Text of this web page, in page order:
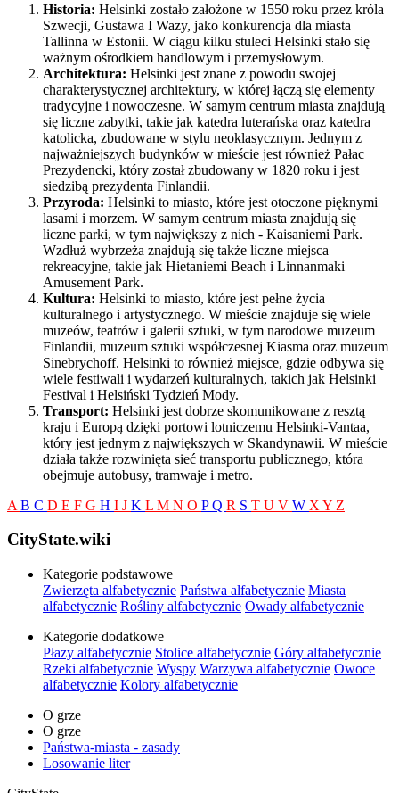
Historia: Helsinki zostało założone w 1550 roku przez króla
Szwecji, Gustawa I Wazy, jako konkurencja dla miasta
Tallinna w Estonii. W ciągu kilku stuleci Helsinki stało się
ważnym ośrodkiem handlowym i przemysłowym.
Architektura: Helsinki jest znane z powodu swojej
charakterystycznej architektury, w której łączą się elementy
tradycyjne i nowoczesne. W samym centrum miasta znajdują
się liczne zabytki, takie jak katedra luterańska oraz katedra
katolicka, zbudowane w stylu neoklasycznym. Jednym z
najważniejszych budynków w mieście jest również Pałac
Prezydencki, który został zbudowany w 1820 roku i jest
siedzibą prezydenta Finlandii.
Przyroda: Helsinki to miasto, które jest otoczone pięknymi
lasami i morzem. W samym centrum miasta znajdują się
liczne parki, w tym największy z nich - Kaisaniemi Park.
Wzdłuż wybrzeża znajdują się także liczne miejsca
rekreacyjne, takie jak Hietaniemi Beach i Linnanmaki
Amusement Park.
Kultura: Helsinki to miasto, które jest pełne życia
kulturalnego i artystycznego. W mieście znajduje się wiele
muzeów, teatrów i galerii sztuki, w tym narodowe muzeum
Finlandii, muzeum sztuki współczesnej Kiasma oraz muzeum
Sinebrychoff. Helsinki to również miejsce, gdzie odbywa się
wiele festiwali i wydarzeń kulturalnych, takich jak Helsinki
Festival i Helsiński Tydzień Mody.
Transport: Helsinki jest dobrze skomunikowane z resztą
kraju i Europą dzięki portowi lotniczemu Helsinki-Vantaa,
który jest jednym z największych w Skandynawii. W mieście
działa także rozwinięta sieć transportu publicznego, która
obejmuje autobusy, tramwaje i metro.
A B C D E F G H I J K L M N O PQ R S T U V W X Y Z
CityState.wiki
Kategorie podstawowe
Zwierzęta alfabetycznie Państwa alfabetycznie Miasta
alfabetycznie Rośliny alfabetycznie Owady alfabetycznie
Kategorie dodatkowe
Płazy alfabetycznie Stolice alfabetycznie Góry alfabetycznie
Rzeki alfabetycznie Wyspy Warzywa alfabetycznie Owoce
alfabetycznie Kolory alfabetycznie
O grze
O grze
Państwa-miasta - zasady
Losowanie liter